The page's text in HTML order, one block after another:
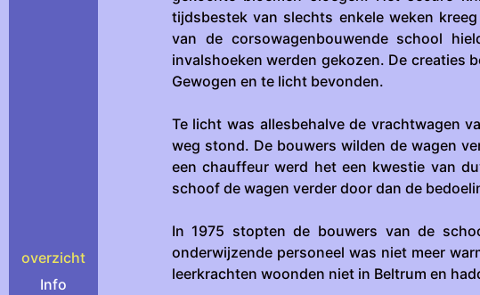
overzicht
Info
tijdsbestek van slechts enkele weken
van de corsowagenbouwende school
invalshoeken werden gekozen. De creaties
Gewogen en te licht bevonden.
Te licht was allesbehalve de vrachtwagen
weg stond. De bouwers wilden de wagen
een chauffeur werd het een kwestie van
schoof de wagen verder door dan de
In 1975 stopten de bouwers van de
onderwijzende personeel was niet meer
leerkrachten woonden niet in Beltrum en